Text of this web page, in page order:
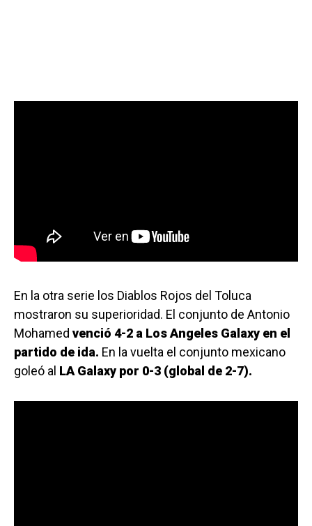
En la otra serie los Diablos Rojos del Toluca
mostraron su superioridad. El conjunto de Antonio
Mohamed venció 4-2 a Los Angeles Galaxy en el
partido de ida. En la vuelta el conjunto mexicano
goleó al LA Galaxy por 0-3 (global de 2-7).